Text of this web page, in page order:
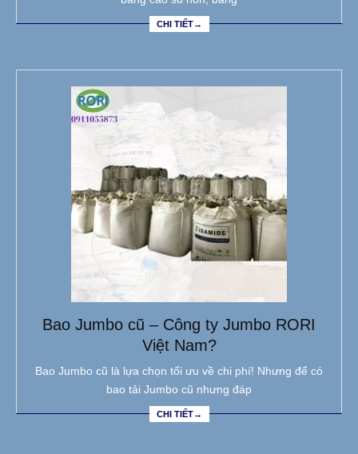
CHI TIẾT→
Bao Jumbo cũ – Công ty Jumbo RORI
Việt Nam?
Bao Jumbo cũ là lựa chọn tối ưu về chi phí! Nhưng để có
bao tải Jumbo cũ nhưng đáp
CHI TIẾT→